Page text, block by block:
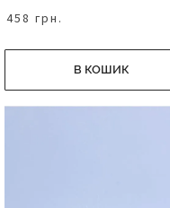
458 грн.
В КОШИК